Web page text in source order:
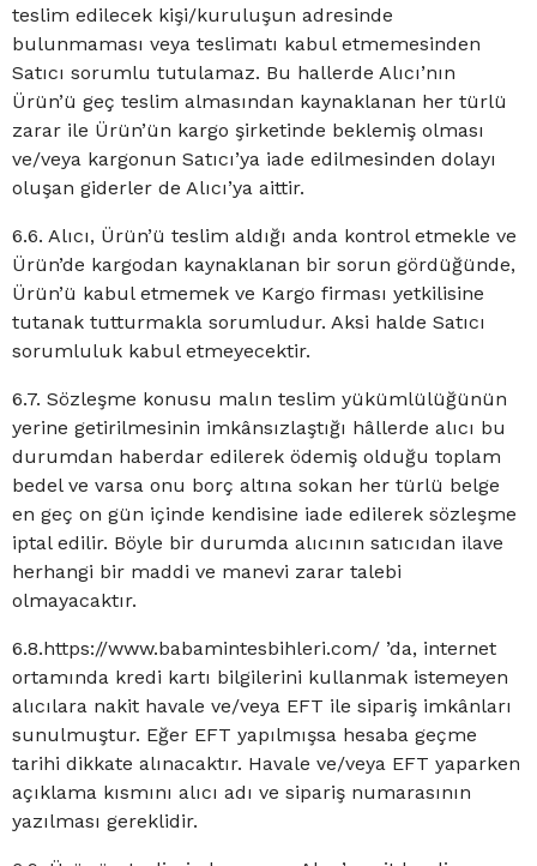
teslim edilecek kişi/kuruluşun adresinde
bulunmaması veya teslimatı kabul etmemesinden
Satıcı sorumlu tutulamaz. Bu hallerde Alıcı’nın
Ürün’ü geç teslim almasından kaynaklanan her türlü
zarar ile Ürün’ün kargo şirketinde beklemiş olması
ve/veya kargonun Satıcı’ya iade edilmesinden dolayı
oluşan giderler de Alıcı’ya aittir.
6.6. Alıcı, Ürün’ü teslim aldığı anda kontrol etmekle ve
Ürün’de kargodan kaynaklanan bir sorun gördüğünde,
Ürün’ü kabul etmemek ve Kargo firması yetkilisine
tutanak tutturmakla sorumludur. Aksi halde Satıcı
sorumluluk kabul etmeyecektir.
6.7. Sözleşme konusu malın teslim yükümlülüğünün
yerine getirilmesinin imkânsızlaştığı hâllerde alıcı bu
durumdan haberdar edilerek ödemiş olduğu toplam
bedel ve varsa onu borç altına sokan her türlü belge
en geç on gün içinde kendisine iade edilerek sözleşme
iptal edilir. Böyle bir durumda alıcının satıcıdan ilave
herhangi bir maddi ve manevi zarar talebi
olmayacaktır.
6.8.https://www.babamintesbihleri.com/ ’da, internet
ortamında kredi kartı bilgilerini kullanmak istemeyen
alıcılara nakit havale ve/veya EFT ile sipariş imkânları
sunulmuştur. Eğer EFT yapılmışsa hesaba geçme
tarihi dikkate alınacaktır. Havale ve/veya EFT yaparken
açıklama kısmını alıcı adı ve sipariş numarasının
yazılması gereklidir.